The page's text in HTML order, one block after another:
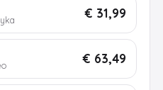
€ 31,99
€ 63,49